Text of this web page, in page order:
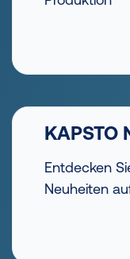
KAPSTO
Entdecken
Neuheiten